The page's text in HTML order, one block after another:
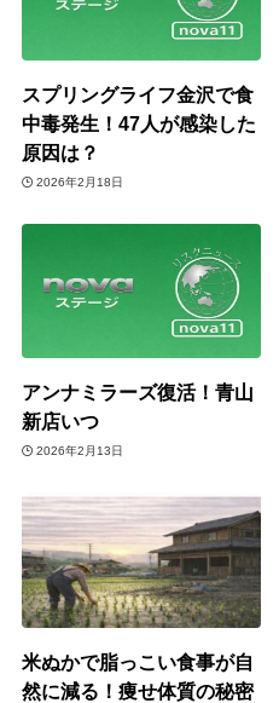
スプリングライフ金沢で食
中毒発生！47人が感染した
原因は？
2026年2月18日
アンナミラーズ復活！青山
新店いつ
2026年2月13日
米ぬかで脂っこい食事が自
然に減る！痩せ体質の秘密